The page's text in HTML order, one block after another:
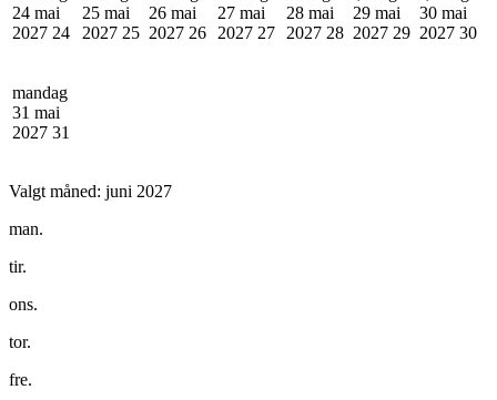
24 mai
2027 24
25 mai
2027 25
26 mai
2027 26
27 mai
2027 27
28 mai
2027 28
29 mai
2027 29
30 mai
2027 30
mandag
31 mai
2027 31
Valgt måned: juni 2027
man.
tir.
ons.
tor.
fre.